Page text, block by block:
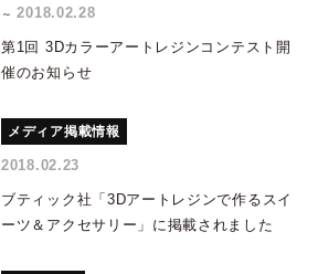
～2018.02.28
第1回 3Dカラーアートレジンコンテスト開
催のお知らせ
メディア掲載情報
2018.02.23
ブティック社「3Dアートレジンで作るスイ
ーツ＆アクセサリー」に掲載されました